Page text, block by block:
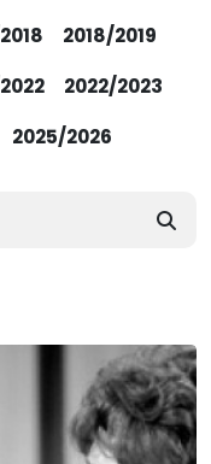
2018/2019
2022/2023
2025/2026